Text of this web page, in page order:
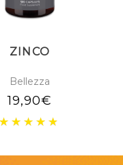
ZINCO
Bellezza
19,90€